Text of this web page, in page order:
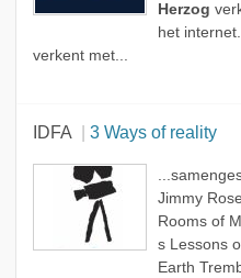
Herzog
het
verkent met...
IDFA 3 Ways of reality
Jimmy
Rooms of
s Lessons
Earth